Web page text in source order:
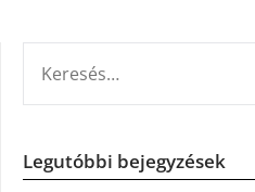
Legutóbbi bejegyzések